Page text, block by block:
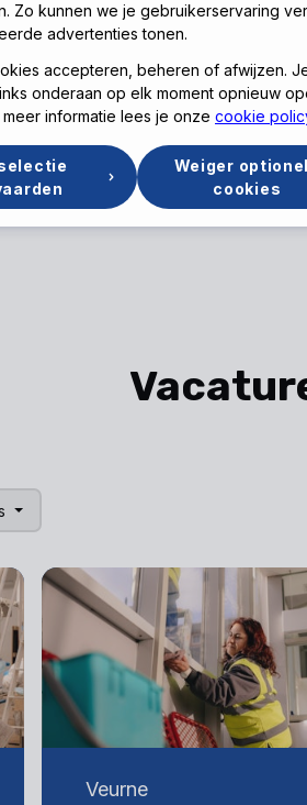
Mieke
Manager
Veurne
Zo kunnen we je gebruikerservaring
advertenties tonen.
accepteren, beheren of afwijzen.
onderaan op elk moment opnieuw
informatie lees je onze cookie
Weiger
cookies